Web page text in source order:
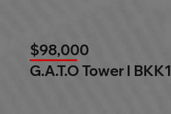
$98,000
G.A.T.O Tower l BKK1